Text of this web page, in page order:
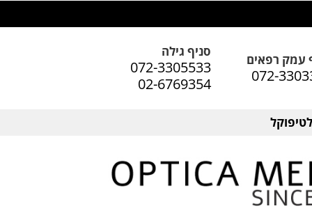
עמק רפאים
072-
סניף גילה
072-3305533
02-6769354